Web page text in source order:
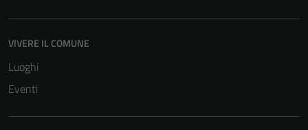
VIVERE IL COMUNE
Luoghi
Eventi
funzionamento